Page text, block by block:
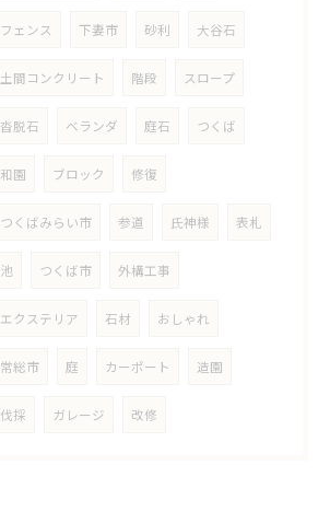
フェンス 下妻市 砂利 大谷石
土間コンクリート 階段 スロープ
沓脱石 ベランダ 庭石 つくば
和園 ブロック 修復
つくばみらい市 参道 氏神様 表札
池 つくば市 外構工事
エクステリア 石材 おしゃれ
常総市 庭 カーポート 造園
伐採 ガレージ 改修